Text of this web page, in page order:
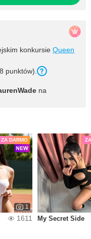
konkursie Queen
punktów).
na
ZA DARMO
1
1611 My Secret Side